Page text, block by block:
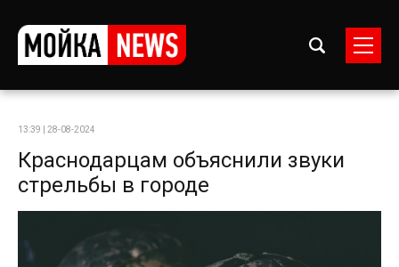
13:39 | 28-08-2024
Краснодарцам объяснили звуки
стрельбы в городе